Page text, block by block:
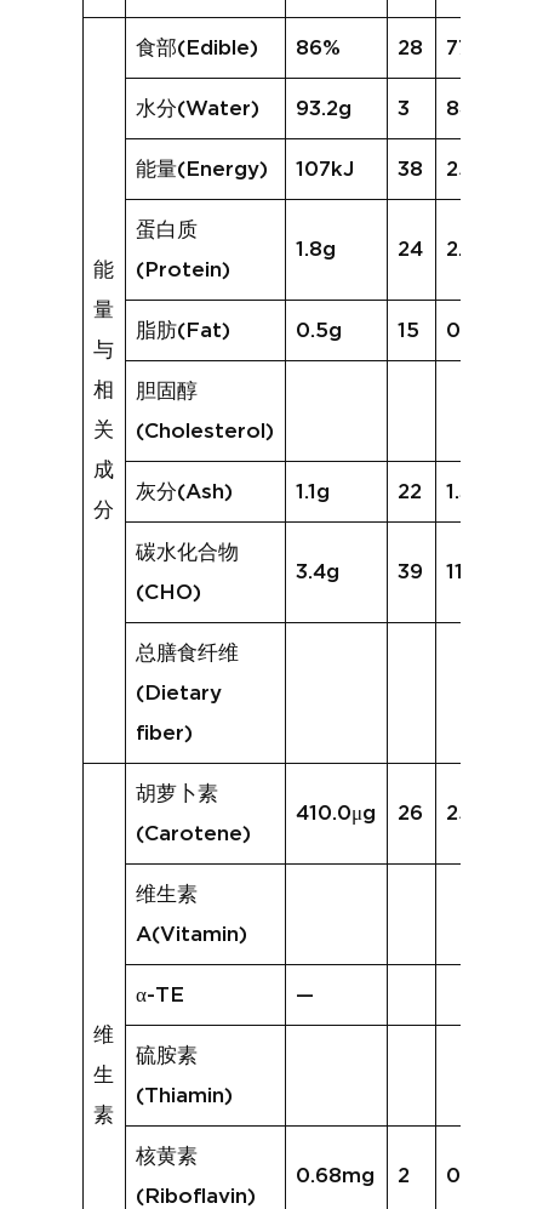
能
量
与
相
关
成
分
食部(Edible) 86% 28 77%
水分(Water) 93.2g 3 84.1g
能量(Energy) 107kJ 38 254kJ
蛋白质
(Protein)
1.8g 24 2.5g
脂肪(Fat) 0.5g 15 0.4g
胆固醇
(Cholesterol)
灰分(Ash) 1.1g 22 1.3g
碳水化合物
(CHO)
3.4g 39 11.8g
总膳食纤维
(Dietary
fiber)
维
生
素
胡萝卜素
(Carotene)
410.0μg 26 2513.5μg
维生素
A(Vitamin)
α-TE —
硫胺素
(Thiamin)
核黄素
(Riboflavin)
0.68mg 2 0.16mg